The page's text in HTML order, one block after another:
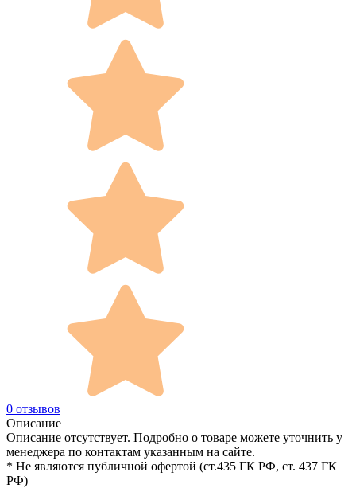
0 отзывов
Описание
Описание отсутствует. Подробно о товаре можете уточнить у
менеджера по контактам указанным на сайте.
* Не являются публичной офертой (ст.435 ГК РФ, cт. 437 ГК
РФ)